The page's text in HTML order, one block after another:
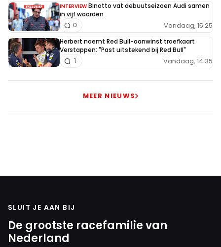
INTERVIEW Binotto vat debuutseizoen Audi samen
in vijf woorden
Vandaag, 15:25
0
Herbert noemt Red Bull-aanwinst troefkaart
Verstappen: "Past uitstekend bij Red Bull"
Vandaag, 14:35
1
MEER NIEUWS
SLUIT JE AAN BIJ
De grootste racefamilie van
Nederland